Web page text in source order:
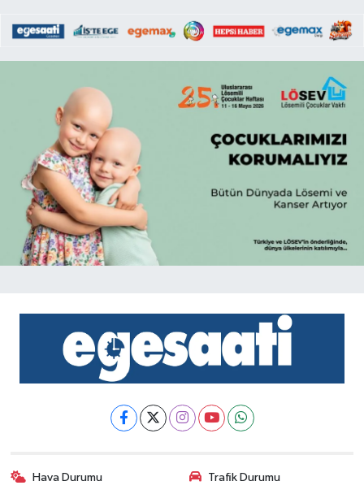
Hava Durumu Trafik Durumu